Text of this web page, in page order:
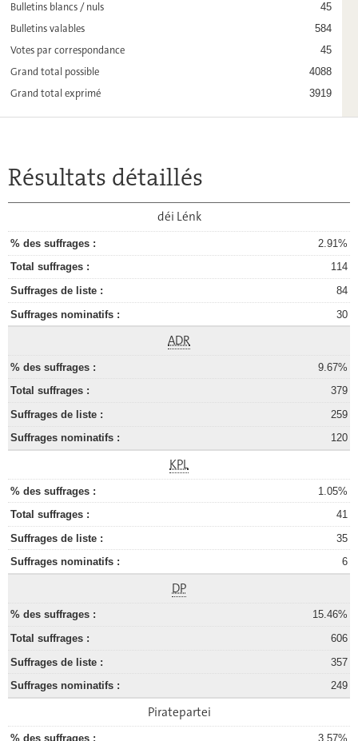
Bulletins blancs / nuls 45
Bulletins valables 584
Votes par correspondance 45
Grand total possible 4088
Grand total exprimé 3919
Résultats détaillés
déi Lénk
2.91%
114
84
30
ADR
9.67%
379
259
120
KPL
1.05%
41
35
6
DP
15.46%
606
357
249
Piratepartei
3.57%